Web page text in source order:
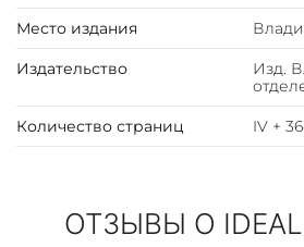
Место издания
Издательство
Изд.
Количество страниц IV +
ОТЗЫВЫ О IDEAL